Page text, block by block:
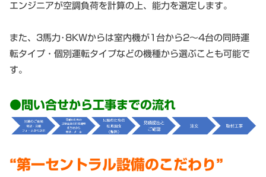
エンジニアが空調負荷を計算の上、能力を選定します。
また、3馬力･8KWからは室内機が1台から2～4台の同時運
転タイプ・個別運転タイプなどの機種から選ぶことも可能で
す。
●問い合せから工事までの流れ
“第一セントラル設備のこだわり”